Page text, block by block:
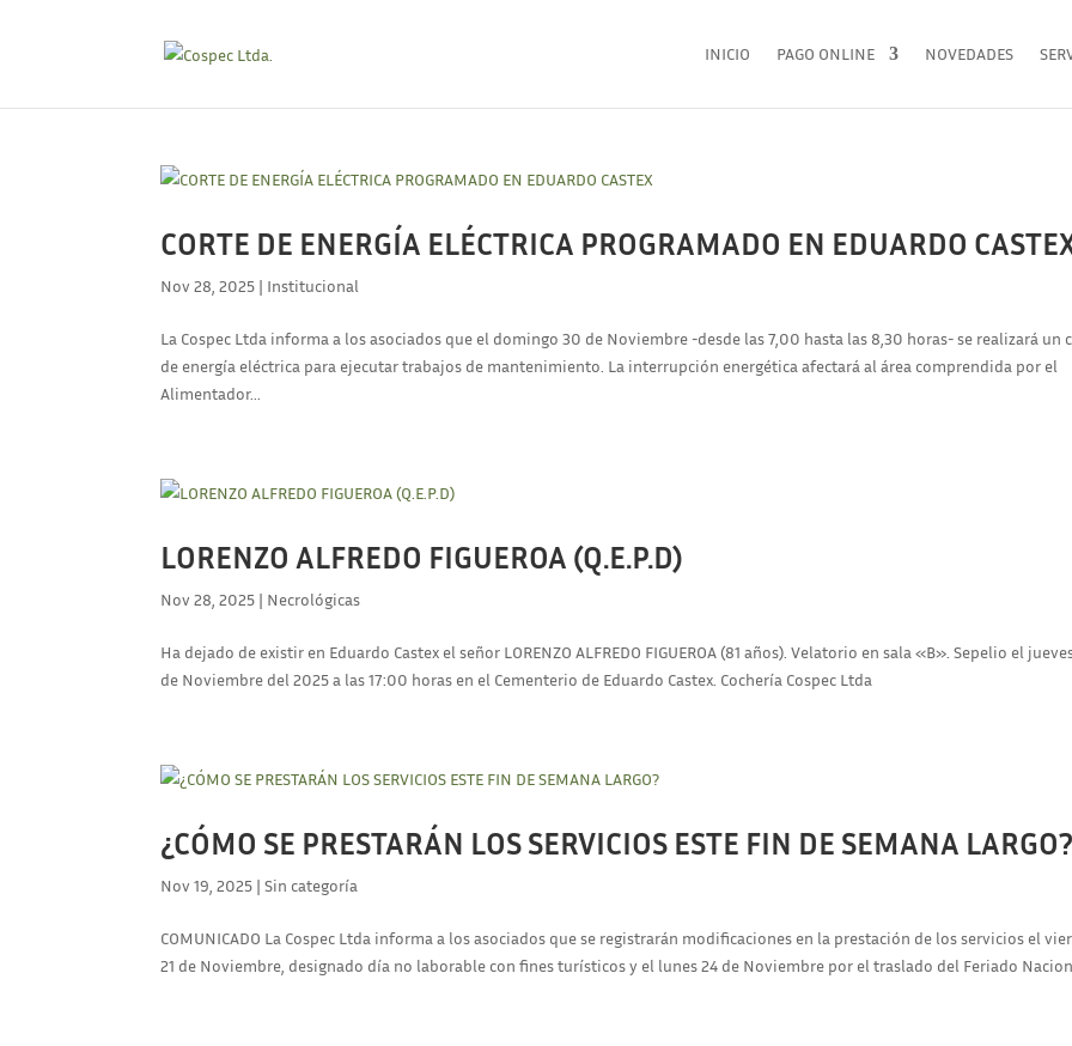
INICIO PAGO ONLINE NOVEDADES
CORTE DE ENERGÍA ELÉCTRICA PROGRAMADO EN EDUARDO
Nov 28, 2025 | Institucional
La Cospec Ltda informa a los asociados que el domingo 30 de Noviembre -desde las 7,00 hasta las 8,30 horas- se realizará un
de energía eléctrica para ejecutar trabajos de mantenimiento. La interrupción energética afectará al área comprendida por el
Alimentador...
LORENZO ALFREDO FIGUEROA (Q.E.P.D)
Nov 28, 2025 | Necrológicas
Ha dejado de existir en Eduardo Castex el señor LORENZO ALFREDO FIGUEROA (81 años). Velatorio en sala «B». Sepelio el
de Noviembre del 2025 a las 17:00 horas en el Cementerio de Eduardo Castex. Cochería Cospec Ltda
¿CÓMO SE PRESTARÁN LOS SERVICIOS ESTE FIN DE SEMANA LARGO?
Nov 19, 2025 |Sin categoría
COMUNICADO La Cospec Ltda informa a los asociados que se registrarán modificaciones en la prestación de los servicios el
21 de Noviembre, designado día no laborable con fines turísticos y el lunes 24 de Noviembre por el traslado del Feriado